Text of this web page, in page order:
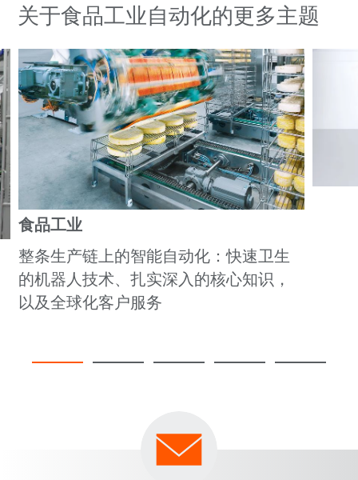
关于食品工业自动化的更多主题
食品工业
整条生产链上的智能自动化：快速卫生
的机器人技术、扎实深入的核心知识，
以及全球化客户服务